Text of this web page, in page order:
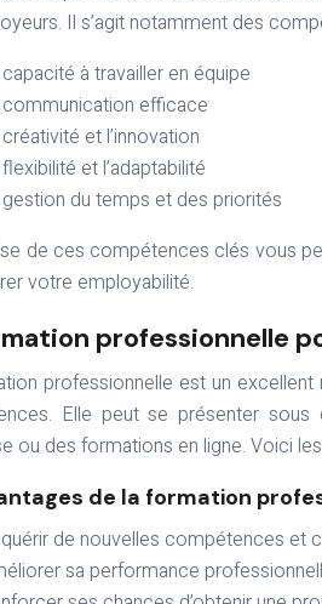
Il s’agit notamment des
à travailler en équipe
communication efficace
et l’innovation
et l’adaptabilité
gestion du temps et des priorités
de ces compétences clés vous
votre employabilité.
professionnelle
professionnelle est un
Elle peut se présenter
ou des formations en ligne. Voici
de la formation
de nouvelles compétences et
sa performance